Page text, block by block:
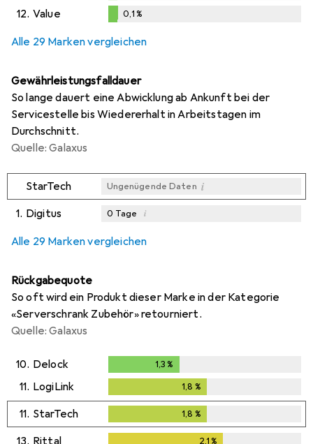
%
12. Value 0,1%
Alle 29 Marken vergleichen
Gewährleistungsfalldauer
So lange dauert eine Abwicklung ab Ankunft bei der
Servicestelle bis Wiedererhalt in Arbeitstagen im
Durchschnitt.
Quelle: Galaxus
StarTech Ungenügende Daten i
1. Digitus 0 Tage i
Alle 29 Marken vergleichen
Rückgabequote
So oft wird ein Produkt dieser Marke in der Kategorie
«Serverschrank Zubehör» retourniert.
Quelle: Galaxus
10. Delock 1,3 %
11. LogiLink 1,8 %
11. StarTech 1,8 %
13. Rittal 2,1%